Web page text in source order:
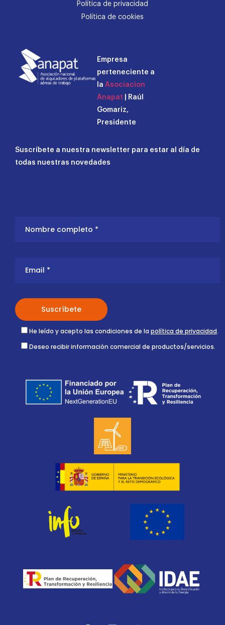
Política de privacidad
Política de cookies
Empresa
perteneciente a
la Asociacion
Anapat | Raúl
Gomariz,
Presidente
Suscríbete a nuestra newsletter para estar al día de
todas nuestras novedades
He leído y acepto las condiciones de la política de privacidad.
Deseo recibir información comercial de productos/servicios.